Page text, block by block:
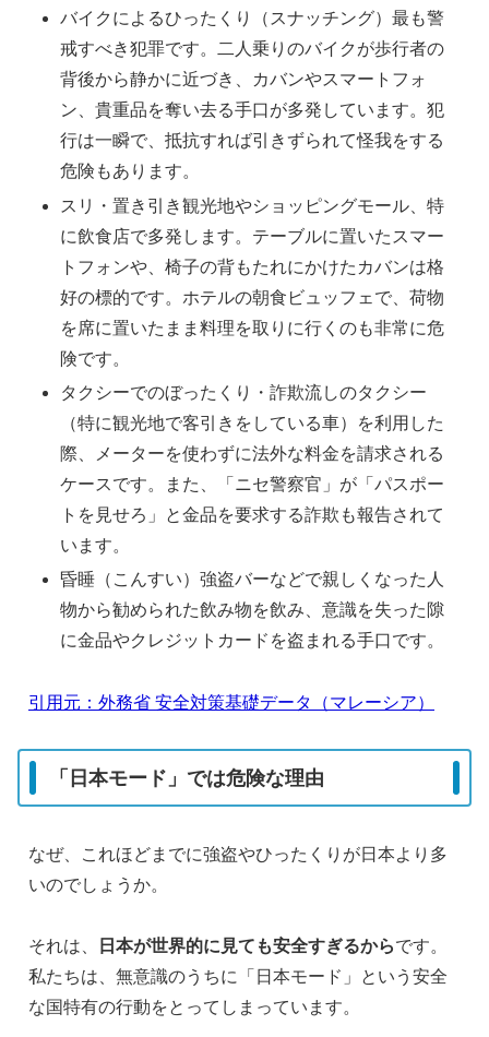
バイクによるひったくり（スナッチング）最も警
戒すべき犯罪です。二人乗りのバイクが歩行者の
背後から静かに近づき、カバンやスマートフォ
ン、貴重品を奪い去る手口が多発しています。犯
行は一瞬で、抵抗すれば引きずられて怪我をする
危険もあります。
スリ・置き引き観光地やショッピングモール、特
に飲食店で多発します。テーブルに置いたスマー
トフォンや、椅子の背もたれにかけたカバンは格
好の標的です。ホテルの朝食ビュッフェで、荷物
を席に置いたまま料理を取りに行くのも非常に危
険です。
タクシーでのぼったくり・詐欺流しのタクシー
（特に観光地で客引きをしている車）を利用した
際、メーターを使わずに法外な料金を請求される
ケースです。また、「ニセ警察官」が「パスポー
トを見せろ」と金品を要求する詐欺も報告されて
います。
昏睡（こんすい）強盗バーなどで親しくなった人
物から勧められた飲み物を飲み、意識を失った隙
に金品やクレジットカードを盗まれる手口です。
引用元：外務省 安全対策基礎データ（マレーシア）
「日本モード」では危険な理由
なぜ、これほどまでに強盗やひったくりが日本より多
いのでしょうか。
それは、 日本が世界的に見ても安全すぎるからです。
私たちは、無意識のうちに「日本モード」という安全
な国特有の行動をとってしまっています。